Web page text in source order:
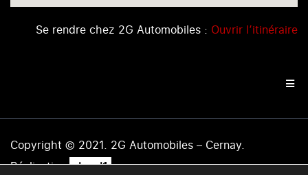
Se rendre chez 2G Automobiles : Ouvrir l’itinéraire
Copyright © 2021. 2G Automobiles – Cernay.
Réalisation .level1